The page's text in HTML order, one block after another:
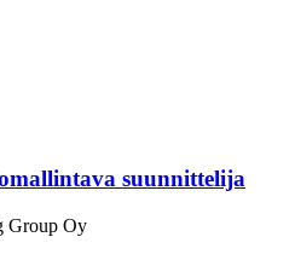
suunnittelija
Group Oy